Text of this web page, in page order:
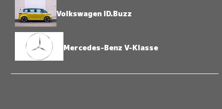
Volkswagen ID.Buzz
Mercedes-Benz V-Klasse